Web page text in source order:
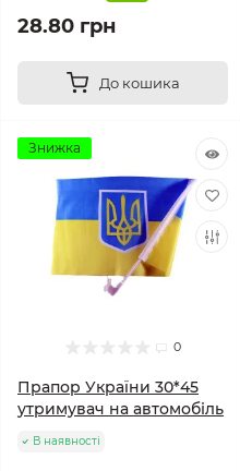
28.80 грн
До кошика
Знижка
0
Прапор України 30*45
утримувач на автомобіль
В наявності